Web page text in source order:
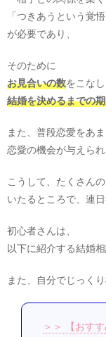
「つきあうという覚
が必要であり、
そのために
お見合いの数をこなし
結婚を決めるまでの
また、普段恋愛をあ
恋愛の機会が与えら
こうして、たくさん
いたるところで、連
初心者さんは、
以下に紹介する結婚
また、自分でじっく
＞＞ 【おす